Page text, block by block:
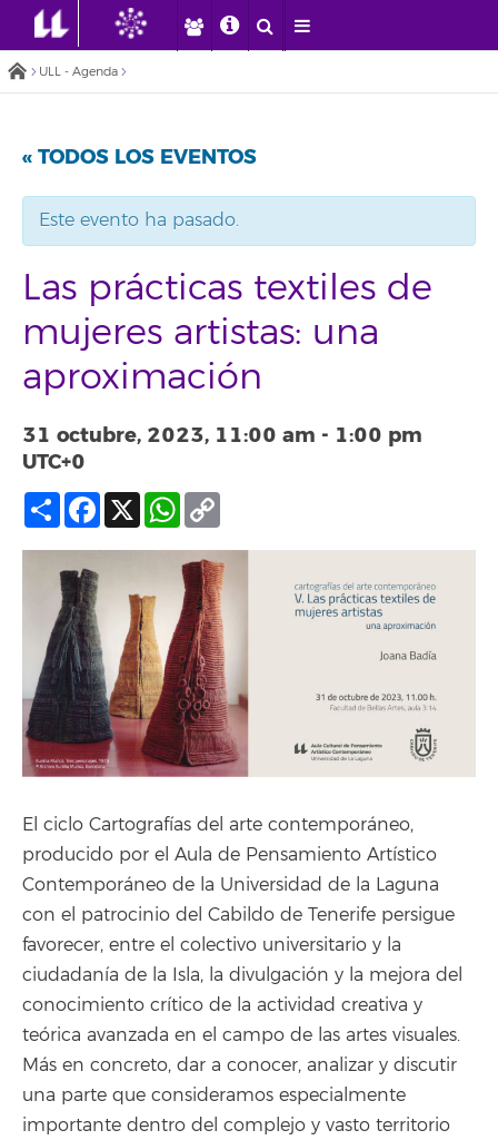
ULL - Agenda
« TODOS LOS EVENTOS
Este evento ha pasado.
Las prácticas textiles de
mujeres artistas: una
aproximación
31 octubre, 2023, 11:00 am - 1:00 pm
UTC+0
Compartir
Facebook
X WhatsApp
El ciclo Cartografías del arte contemporáneo,
producido por el Aula de Pensamiento Artístico
Contemporáneo de la Universidad de la Laguna
con el patrocinio del Cabildo de Tenerife persigue
favorecer, entre el colectivo universitario y la
ciudadanía de la Isla, la divulgación y la mejora del
conocimiento crítico de la actividad creativa y
teórica avanzada en el campo de las artes visuales.
Más en concreto, dar a conocer, analizar y discutir
una parte que consideramos especialmente
importante dentro del complejo y vasto territorio